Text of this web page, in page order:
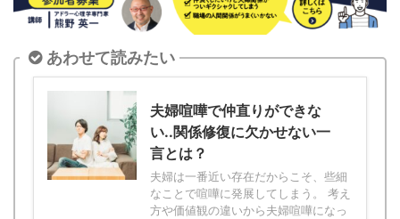
あわせて読みたい
夫婦喧嘩で仲直りができな
い..関係修復に欠かせない一
言とは？
夫婦は一番近い存在だからこそ、些細
なことで喧嘩に発展してしまう。 考え
方や価値観の違いから夫婦喧嘩になっ